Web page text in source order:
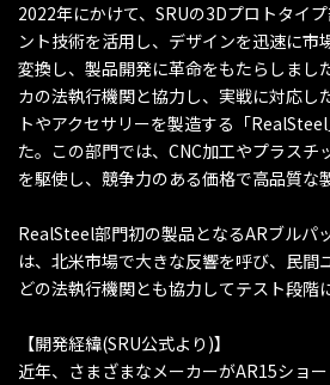
2022年にかけて、SRUの3Dプロトタイ
ント技術を活用し、デザインを迅速に市
変換し、製品開発に革命をもたらしまし
カの法執行機関と協力し、実戦に対応し
トやアクセサリーを製造する「
た。この部門では、CNC加工やプラスチ
を駆使し、競争力のある価格で高品質な
RealSteel部門初の製品となるARブルパ
は、北米市場で大きな反響を呼び、民間
どの法執行機関とも協力してテスト段階
【開発経緯(SRU公式より)】
近年、さまざまなメーカーがAR15ショ